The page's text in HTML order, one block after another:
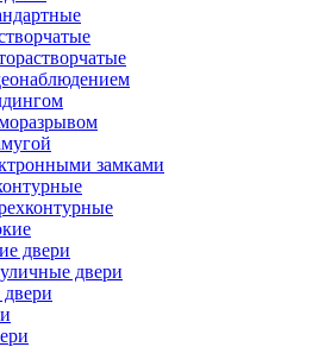
замками
двери
двери